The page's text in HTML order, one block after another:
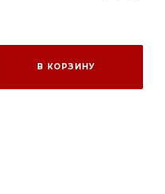
В КОРЗИНУ